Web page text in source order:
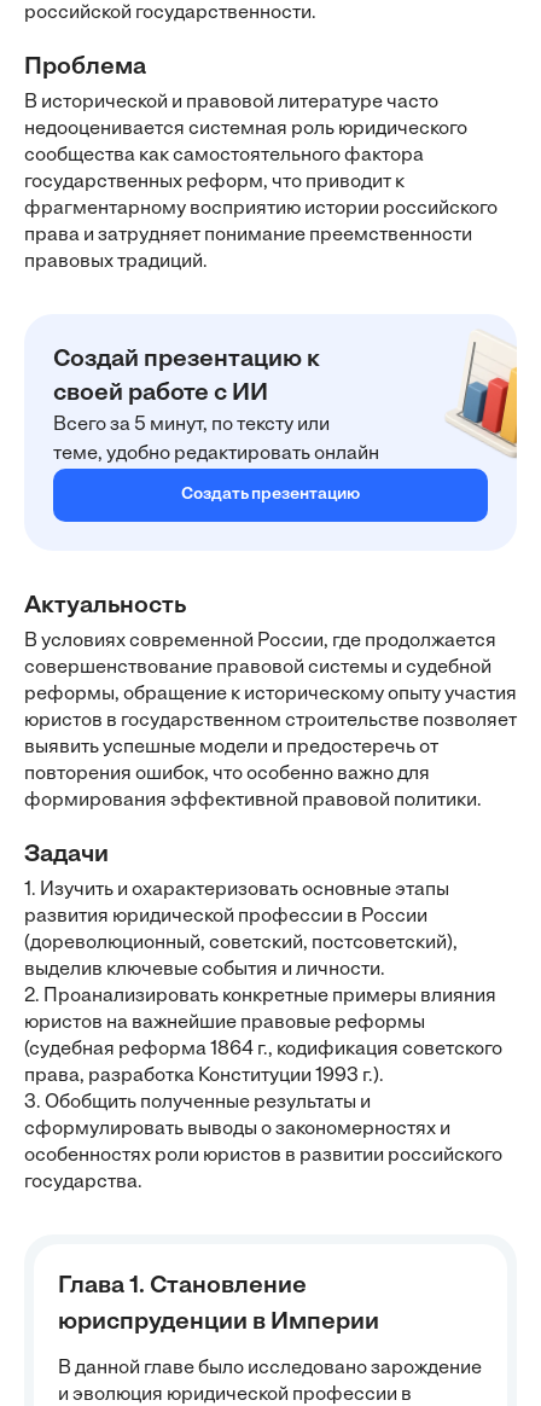
российской государственности.
Проблема
В исторической и правовой литературе часто
недооценивается системная роль юридического
сообщества как самостоятельного фактора
государственных реформ, что приводит к
фрагментарному восприятию истории российского
права и затрудняет понимание преемственности
правовых традиций.
Создай презентацию к
своей работе с ИИ
Всего за 5 минут, по тексту или
теме, удобно редактировать онлайн
Создать презентацию
Актуальность
В условиях современной России, где продолжается
совершенствование правовой системы и судебной
реформы, обращение к историческому опыту участия
юристов в государственном строительстве позволяет
выявить успешные модели и предостеречь от
повторения ошибок, что особенно важно для
формирования эффективной правовой политики.
Задачи
1. Изучить и охарактеризовать основные этапы
развития юридической профессии в России
(дореволюционный, советский, постсоветский),
выделив ключевые события и личности.
2. Проанализировать конкретные примеры влияния
юристов на важнейшие правовые реформы
(судебная реформа 1864 г., кодификация советского
права, разработка Конституции 1993 г.).
3. Обобщить полученные результаты и
сформулировать выводы о закономерностях и
особенностях роли юристов в развитии российского
государства.
Глава 1. Становление
юриспруденции в Империи
В данной главе было исследовано зарождение
и эволюция юридической профессии в